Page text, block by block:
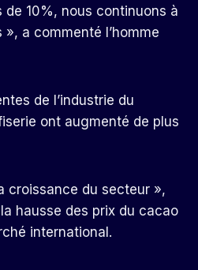
10%, nous continuons à
a commenté l’homme
de l’industrie du
ont augmenté de plus
croissance du secteur »,
hausse des prix du cacao
international.